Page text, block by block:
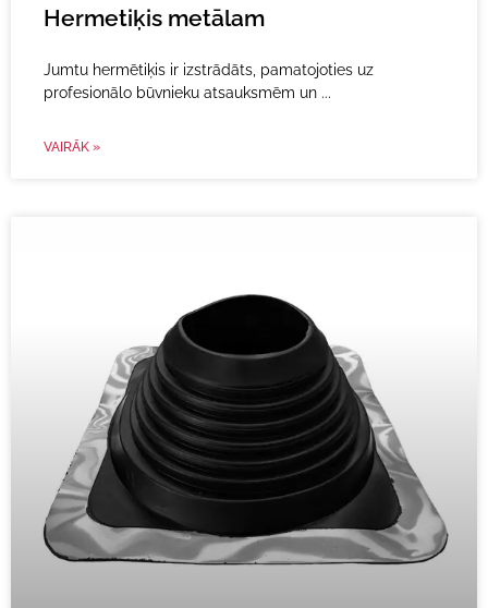
Hermetiķis metālam
Jumtu hermētiķis ir izstrādāts, pamatojoties uz
profesionālo būvnieku atsauksmēm un
VAIRĀK »